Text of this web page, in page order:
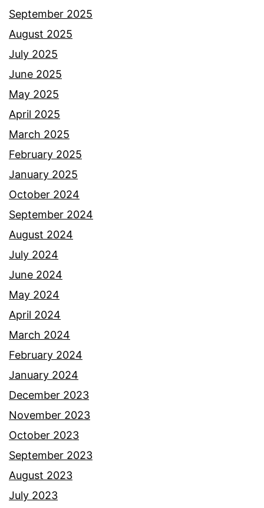
September 2025
August 2025
July 2025
June 2025
May 2025
April 2025
March 2025
February 2025
January 2025
October 2024
September 2024
August 2024
July 2024
June 2024
May 2024
April 2024
March 2024
February 2024
January 2024
December 2023
November 2023
October 2023
September 2023
August 2023
July 2023